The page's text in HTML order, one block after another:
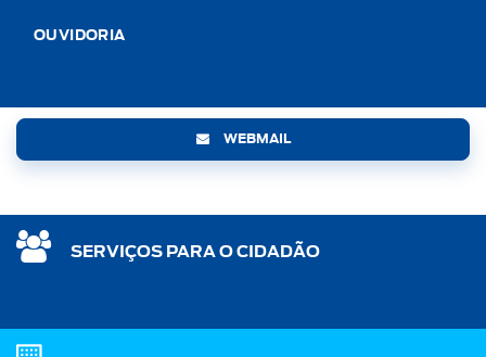
OUVIDORIA
WEBMAIL
SERVIÇOS PARA O CIDADÃO